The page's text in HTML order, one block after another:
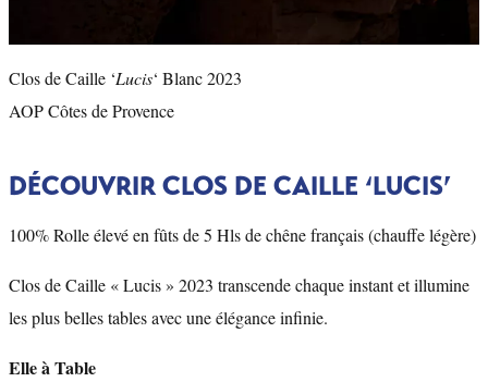
Clos de Caille ‘Lucis‘ Blanc 2023
AOP Côtes de Provence
DÉCOUVRIR CLOS DE CAILLE ‘LUCIS’
100% Rolle élevé en fûts de 5 Hls de chêne français (chauffe légère)
Clos de Caille « Lucis » 2023 transcende chaque instant et illumine
les plus belles tables avec une élégance infinie.
Elle à Table